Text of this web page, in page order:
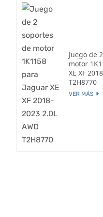
Juego de
motor
XE XF
T2H8770
VER MÁS